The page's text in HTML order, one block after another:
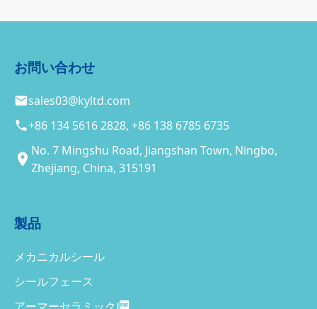
お問い合わせ
sales03@kyltd.com
+86 134 5616 2828, +86 138 6785 6735
No. 7 Mingshu Road, Jiangshan Town, Ningbo,
Zhejiang, China, 315191
製品
メカニカルシール
シールフェース
アーマーセラミック